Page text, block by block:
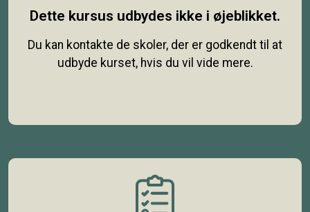
Dette kursus udbydes ikke i øjeblikket.
Du kan kontakte de skoler, der er godkendt til at
udbyde kurset, hvis du vil vide mere.